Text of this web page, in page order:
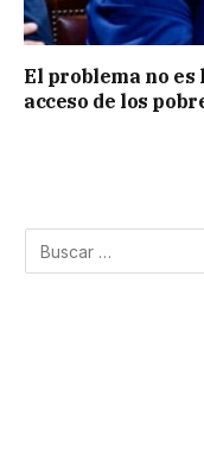
El problema no es
acceso de los